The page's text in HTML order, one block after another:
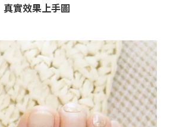
真實效果上手圖